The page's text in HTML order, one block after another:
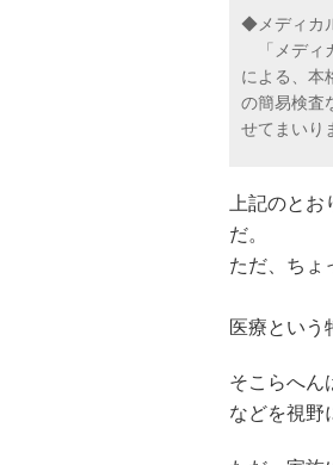
◆メディカ
「メディ
による、本
の簡易検査
せてまいり
上記のと
だ。
ただ、ちょ
医療という
そこらへん
などを視野